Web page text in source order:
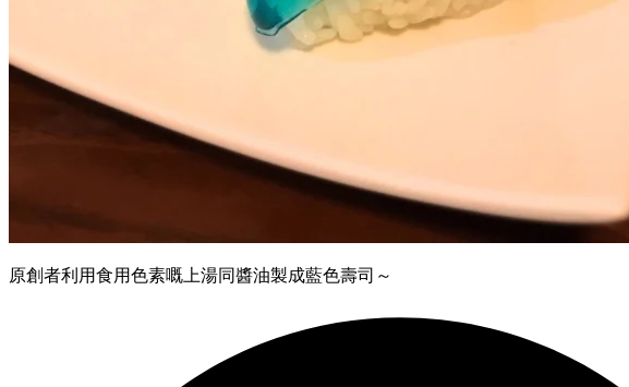
原創者利用食用色素嘅上湯同醬油製成藍色壽司～